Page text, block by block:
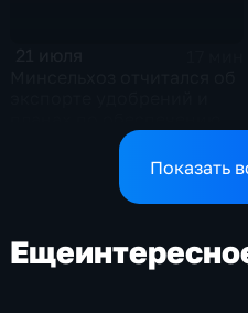
аграриев топливом
Показать
Еще